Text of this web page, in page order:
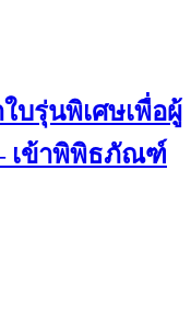
บรุ่นพิเศษเพื่อผู้
เข้าพิพิธภัณฑ์